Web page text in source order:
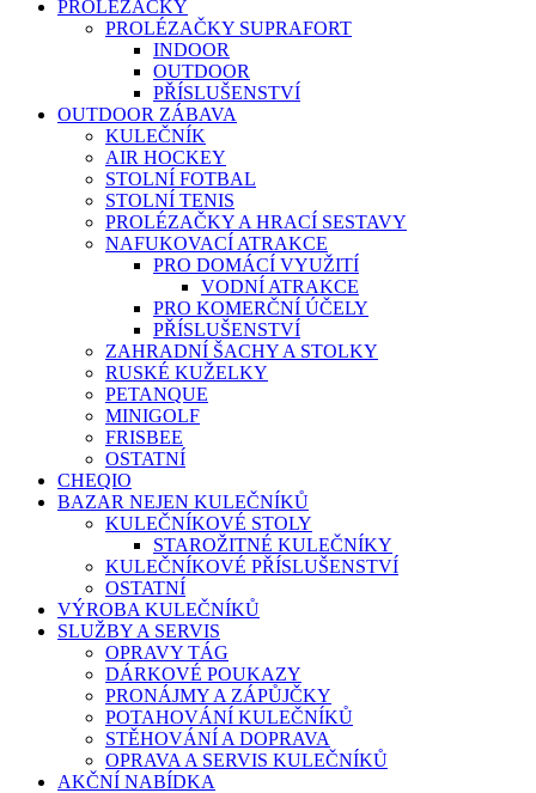
PROLÉZAČKY
PROLÉZAČKY SUPRAFORT
INDOOR
OUTDOOR
PŘÍSLUŠENSTVÍ
OUTDOOR ZÁBAVA
KULEČNÍK
AIR HOCKEY
STOLNÍ FOTBAL
STOLNÍ TENIS
PROLÉZAČKY A HRACÍ SESTAVY
NAFUKOVACÍ ATRAKCE
PRO DOMÁCÍ VYUŽITÍ
VODNÍ ATRAKCE
PRO KOMERČNÍ ÚČELY
PŘÍSLUŠENSTVÍ
ZAHRADNÍ ŠACHY A STOLKY
RUSKÉ KUŽELKY
PETANQUE
MINIGOLF
FRISBEE
OSTATNÍ
CHEQIO
BAZAR NEJEN KULEČNÍKŮ
KULEČNÍKOVÉ STOLY
STAROŽITNÉ KULEČNÍKY
KULEČNÍKOVÉ PŘÍSLUŠENSTVÍ
OSTATNÍ
VÝROBA KULEČNÍKŮ
SLUŽBY A SERVIS
OPRAVY TÁG
DÁRKOVÉ POUKAZY
PRONÁJMY A ZÁPŮJČKY
POTAHOVÁNÍ KULEČNÍKŮ
STĚHOVÁNÍ A DOPRAVA
OPRAVA A SERVIS KULEČNÍKŮ
AKČNÍ NABÍDKA